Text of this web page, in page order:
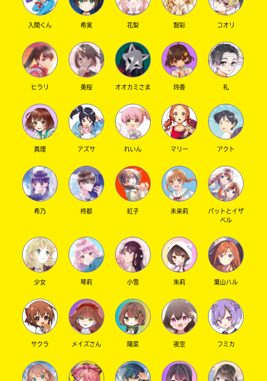
キーワードから探す
オフィシャルアカウント
SNSでシェアする
入間くん 希実 花梨 智彩 コオリ
ヒラリ 美桜 オオカミさま 玲香 礼
真理 アズサ れいん マリー アクト
希乃 柊都 紅子 未来莉
パットとイザ
ベル
少女 琴莉 小雪 朱莉 葉山ハル
サクラ メイズさん 陽菜 夜空 フミカ